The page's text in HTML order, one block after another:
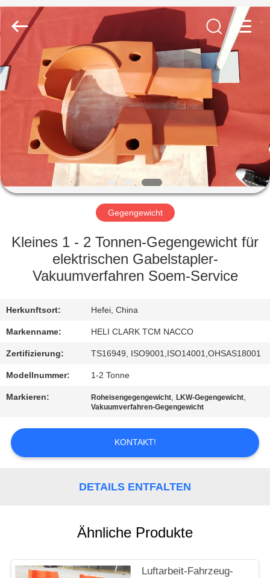
HAUS
PRODUKTE
ÜBER
UNS
FABRIK-
QUALITÄTSKONTROLLE
SIE
MIT
UNS
IN
VERBINDUNG
NACHRICHTEN
SITEMAP
Rights
Reserved.
Developed
ECER
Gegengewicht
Kleines 1 - 2 Tonnen-Gegengewicht für
elektrischen Gabelstapler-
Vakuumverfahren Soem-Service
Herkunftsort: Hefei, China
Markenname: HELI CLARK TCM NACCO
Zertifizierung: TS16949, ISO9001,ISO14001,OHSAS18001
Modellnummer: 1-2 Tonne
Markieren: Roheisengegengewicht,LKW-Gegengewicht,
Vakuumverfahren-Gegengewicht
KONTAKT!
DETAILS ENTFALTEN
Ähnliche Produkte
Luftarbeit-Fahrzeug-